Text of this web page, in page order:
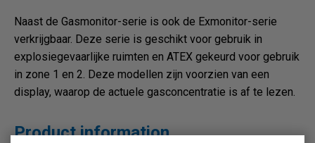
Naast de Gasmonitor-serie is ook de Exmonitor-serie
verkrijgbaar. Deze serie is geschikt voor gebruik in
explosiegevaarlijke ruimten en ATEX gekeurd voor gebruik
in zone 1 en 2. Deze modellen zijn voorzien van een
display, waarop de actuele gasconcentratie is af te lezen.
Product information